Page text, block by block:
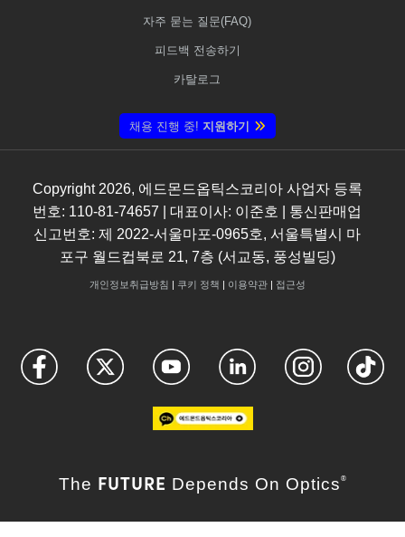
자주 묻는 질문(FAQ)
피드백 전송하기
카탈로그
채용 진행 중! 지원하기
Copyright 2026, 에드몬드옵틱스코리아 사업자 등록
번호: 110-81-74657 | 대표이사: 이준호 | 통신판매업
신고번호: 제 2022-서울마포-0965호, 서울특별시 마
포구 월드컵북로 21, 7층 (서교동, 풍성빌딩)
개인정보취급방침 | 쿠키 정책 | 이용약관| 접근성
The FUTURE Depends On Optics ®